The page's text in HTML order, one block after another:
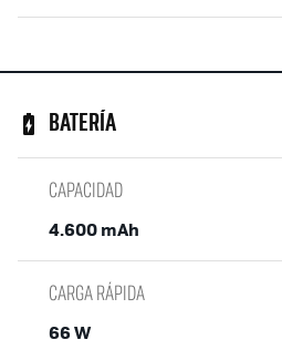
BATERÍA
CAPACIDAD
4.600 mAh
CARGA RÁPIDA
66 W